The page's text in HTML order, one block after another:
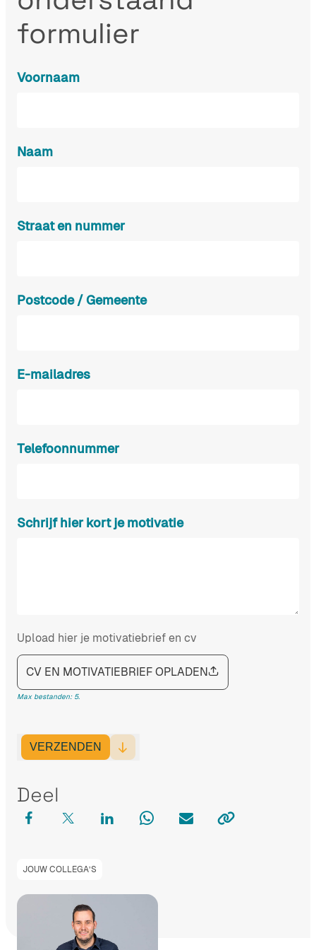
formulier
Voornaam
Naam
Straat en nummer
Postcode / Gemeente
E-mailadres
Telefoonnummer
Schrijf hier kort je motivatie
Upload hier je motivatiebrief en cv
CV EN MOTIVATIEBRIEF OPLADEN
Max bestanden: 5.
VERZENDEN
Deel
JOUW COLLEGA’S